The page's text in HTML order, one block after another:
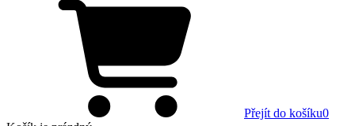
Přejít do košíku0